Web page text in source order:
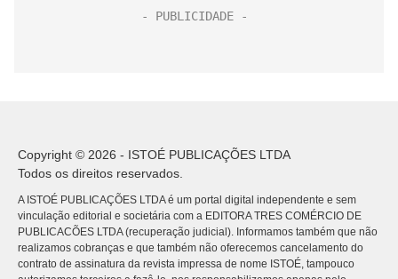
Copyright © 2026 - ISTOÉ PUBLICAÇÕES LTDA
Todos os direitos reservados.
A ISTOÉ PUBLICAÇÕES LTDA é um portal digital independente e sem
vinculação editorial e societária com a EDITORA TRES COMÉRCIO DE
PUBLICACÕES LTDA (recuperação judicial). Informamos também que não
realizamos cobranças e que também não oferecemos cancelamento do
contrato de assinatura da revista impressa de nome ISTOÉ, tampouco